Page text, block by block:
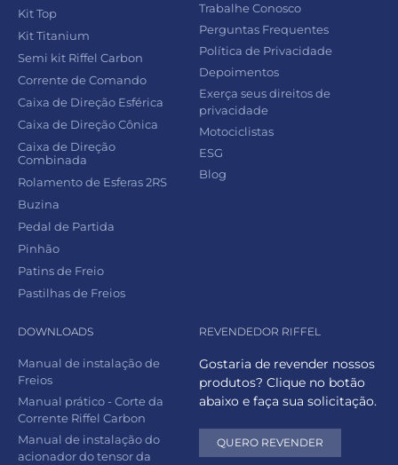
Kit Top
Kit Titanium
Semi kit Riffel Carbon
Corrente de Comando
Caixa de Direção Esférica
Caixa de Direção Cônica
Caixa de Direção
Combinada
Rolamento de Esferas 2RS
Buzina
Pedal de Partida
Pinhão
Patins de Freio
Pastilhas de Freios
Trabalhe Conosco
Perguntas Frequentes
Política de Privacidade
Depoimentos
Exerça seus direitos de
privacidade
Motociclistas
ESG
Blog
DOWNLOADS
Manual de instalação de
Freios
Manual prático - Corte da
Corrente Riffel Carbon
Manual de instalação do
acionador do tensor da
REVENDEDOR RIFFEL
Gostaria de revender nossos
produtos? Clique no botão
abaixo e faça sua solicitação.
QUERO REVENDER